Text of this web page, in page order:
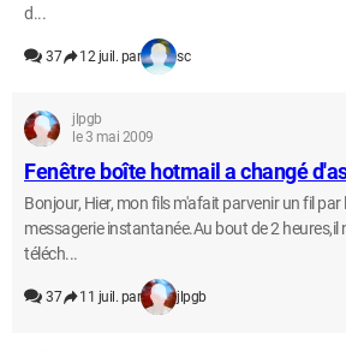
d...
37 12 juil. par sc
jlpgb
le 3 mai 2009
Fenêtre boîte hotmail a changé
Bonjour, Hier, mon fils m'afait parvenir un fil par
messagerie instantanée.Au bout de 2 heures,il
téléch...
37 11 juil. par jlpgb